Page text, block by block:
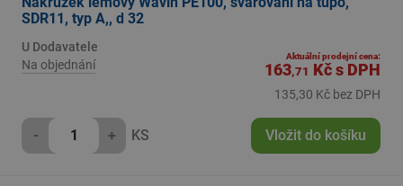
SDR11, typ A,, d 32
U Dodavatele
Na objednání
Aktuální prodejní cena:
163,71 Kčs DPH
135,30 Kč bez DPH
- + KS Vložit do košíku